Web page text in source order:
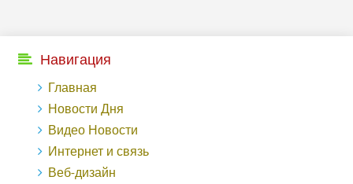
Навигация
Главная
Новости Дня
Видео Новости
Интернет и связь
Веб-дизайн